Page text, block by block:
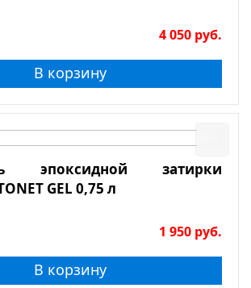
4 050 руб.
В корзину
эпоксидной затирки
GEL 0,75 л
1 950 руб.
В корзину